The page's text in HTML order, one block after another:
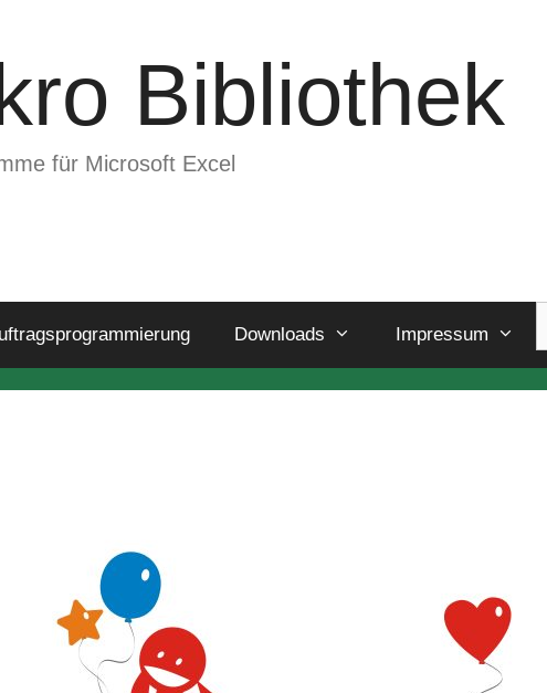
Bibliothek
für Microsoft Excel
Downloads Impressum